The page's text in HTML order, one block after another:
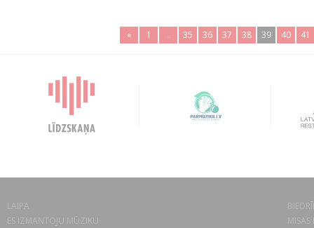
« 1 .. 35 36 37 38 39 40 41
LAIPA
ES IZMANTOJU MŪZIKU